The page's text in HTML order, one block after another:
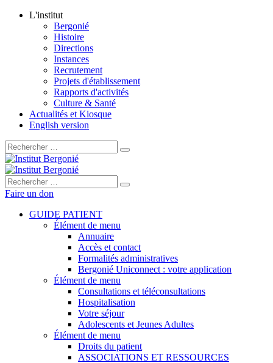
L'institut
Bergonié
Histoire
Directions
Instances
Recrutement
Projets d'établissement
Rapports d'activités
Culture & Santé
Actualités et Kiosque
English version
Rechercher :
Rechercher :
Faire un don
GUIDE PATIENT
Élément de menu
Annuaire
Accès et contact
Formalités administratives
Bergonié Uniconnect : votre application
Élément de menu
Consultations et téléconsultations
Hospitalisation
Votre séjour
Adolescents et Jeunes Adultes
Élément de menu
Droits du patient
ASSOCIATIONS ET RESSOURCES